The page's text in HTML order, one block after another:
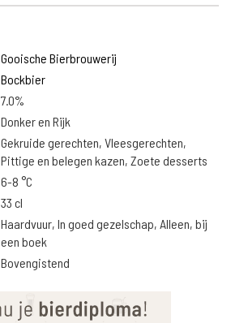
Gooische Bierbrouwerij
Bockbier
7.0%
Donker en Rijk
Gekruide gerechten, Vleesgerechten,
Pittige en belegen kazen, Zoete desserts
6-8 °C
33 cl
Haardvuur, In goed gezelschap, Alleen, bij
een boek
Bovengistend